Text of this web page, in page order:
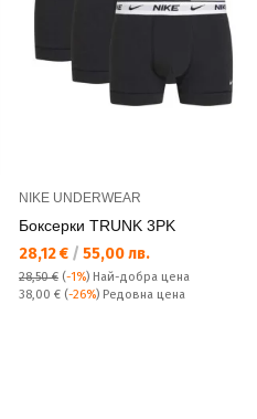
NIKE UNDERWEAR
Боксерки TRUNK 3PK
Текуща цена:
28,12 € / 55,00 лв.
28,50 € (-1%) Най-добра цена
Редовна цена:
38,00 € (-26%) Редовна цена